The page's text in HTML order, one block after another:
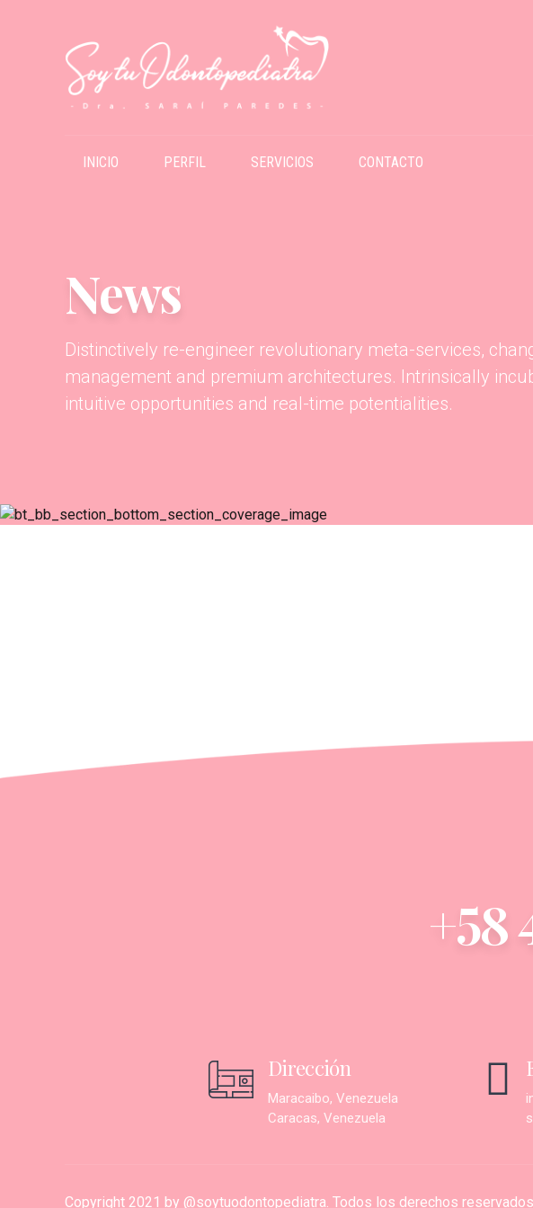
INICIO PERFIL SERVICIOS CONTACTO
News
Distinctively re-engineer revolutionary meta-services,
management and premium architectures. Intrinsically
intuitive opportunities and real-time potentialities.
+58
Dirección
Maracaibo, Venezuela
Caracas, Venezuela
Copyright 2021 by @soytuodontopediatra. Todos los derechos reservados